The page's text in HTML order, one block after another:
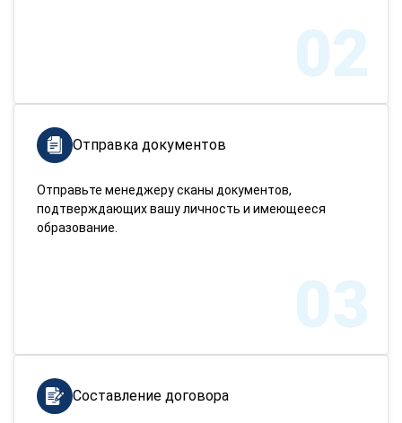
02
Отправка документов
Отправьте менеджеру сканы документов,
подтверждающих вашу личность и имеющееся
образование.
03
Составление договора